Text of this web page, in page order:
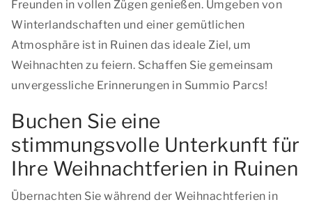
Freunden in vollen Zügen genießen. Umgeben von
Winterlandschaften und einer gemütlichen
Atmosphäre ist in Ruinen das ideale Ziel, um
Weihnachten zu feiern. Schaffen Sie gemeinsam
unvergessliche Erinnerungen in Summio Parcs!
Buchen Sie eine
stimmungsvolle Unterkunft für
Ihre Weihnachtferien in Ruinen
Übernachten Sie während der Weihnachtferien in